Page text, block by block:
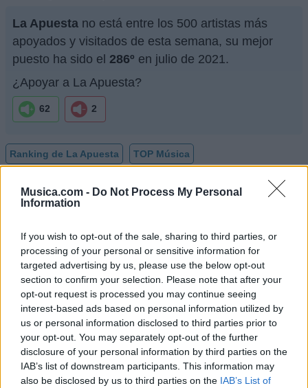
Musica.com - Do Not Process My Personal
Information
If you wish to opt-out of the sale, sharing to third parties, or
processing of your personal or sensitive information for
targeted advertising by us, please use the below opt-out
section to confirm your selection. Please note that after your
opt-out request is processed you may continue seeing
interest-based ads based on personal information utilized by
us or personal information disclosed to third parties prior to
your opt-out. You may separately opt-out of the further
disclosure of your personal information by third parties on the
IAB’s list of downstream participants. This information may
also be disclosed by us to third parties on the IAB’s List of
La Apuesta no está entre los 500 artistas más
apoyados y visitados de esta semana, su mejor
puesto ha sido el 286º en julio de 2021.
¿Apoyar a La Apuesta?
62 2
Ranking de La Apuesta TOP Música